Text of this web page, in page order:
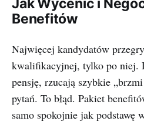
Jak Wycenić i
Benefitów
Najwięcej kandydatów
kwalifikacyjnej, tylko po niej.
pensję, rzucają szybkie
pytań. To błąd. Pakiet
samo spokojnie jak podstawę